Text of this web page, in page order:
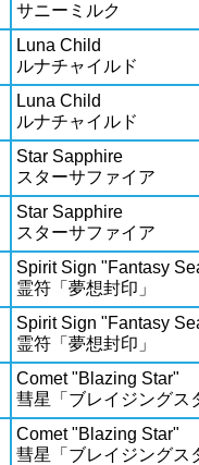
サニーミルク
Luna Child
ルナチャイルド
Luna Child
ルナチャイルド
Star Sapphire
スターサファイア
Star Sapphire
スターサファイア
Spirit Sign "Fantasy
霊符「夢想封印」
Spirit Sign "Fantasy
霊符「夢想封印」
Comet "Blazing Star"
彗星「ブレイジングス
Comet "Blazing Star"
彗星「ブレイジングス